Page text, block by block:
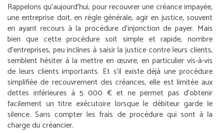
Rappelons qu’aujourd’hui, pour recouvrer une créance impayée,
une entreprise doit, en règle générale, agir en justice, souvent
en ayant recours à la procédure d’injonction de payer. Mais
bien que cette procédure soit simple et rapide, nombre
d’entreprises, peu inclines à saisir la justice contre leurs clients,
semblent hésiter à la mettre en œuvre, en particulier vis-à-vis
de leurs clients importants. Et s’il existe déjà une procédure
simplifiée de recouvrement des créances, elle est limitée aux
dettes inférieures à 5 000 € et ne permet pas d’obtenir
facilement un titre exécutoire lorsque le débiteur garde le
silence. Sans compter les frais de procédure qui sont à la
charge du créancier.